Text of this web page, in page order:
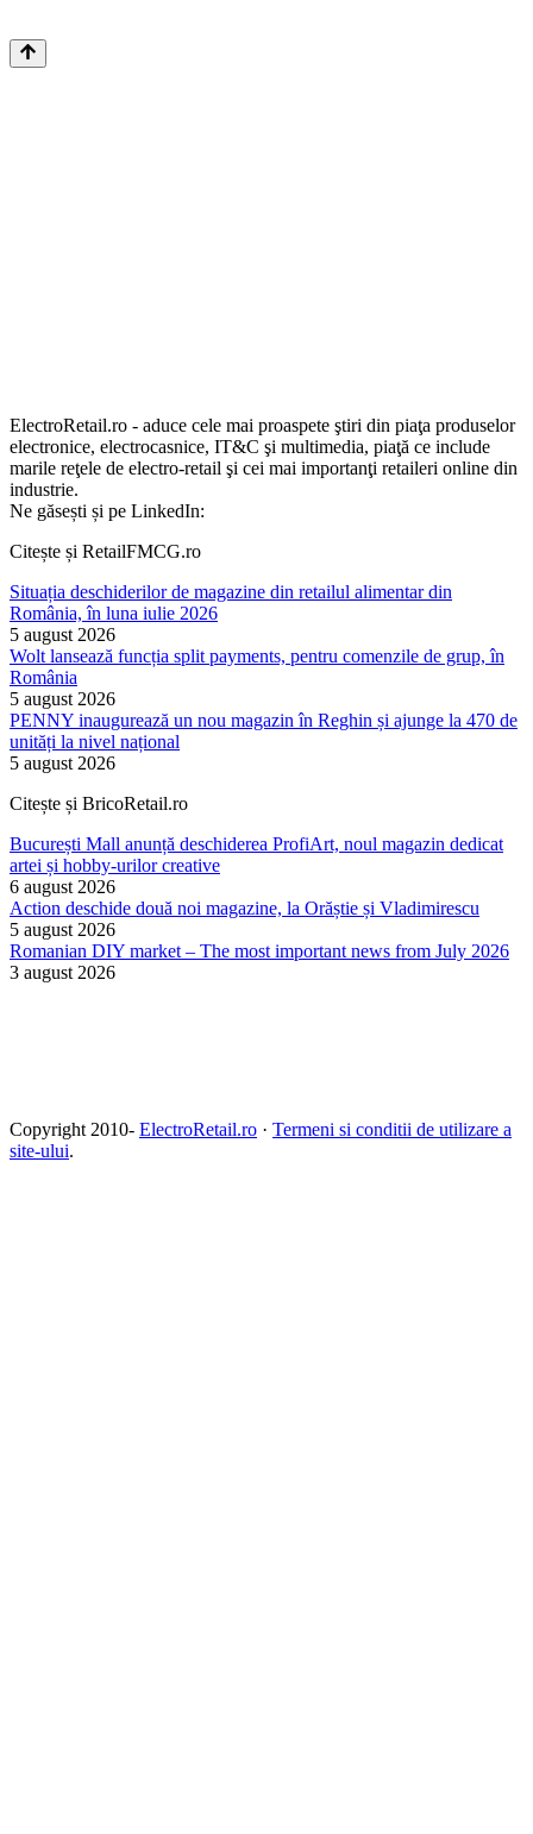
ElectroRetail.ro - aduce cele mai proaspete ştiri din piaţa produselor
electronice, electrocasnice, IT&C şi multimedia, piaţă ce include
marile reţele de electro-retail şi cei mai importanţi retaileri online din
industrie.
Ne găsești și pe LinkedIn:
Citește și RetailFMCG.ro
Situația deschiderilor de magazine din retailul alimentar din
România, în luna iulie 2026
5 august 2026
Wolt lansează funcția split payments, pentru comenzile de grup, în
România
5 august 2026
PENNY inaugurează un nou magazin în Reghin și ajunge la 470 de
unități la nivel național
5 august 2026
Citește și BricoRetail.ro
București Mall anunță deschiderea ProfiArt, noul magazin dedicat
artei și hobby-urilor creative
6 august 2026
Action deschide două noi magazine, la Orăștie și Vladimirescu
5 august 2026
Romanian DIY market – The most important news from July 2026
3 august 2026
Copyright 2010- ElectroRetail.ro · Termeni si conditii de utilizare a
site-ului.